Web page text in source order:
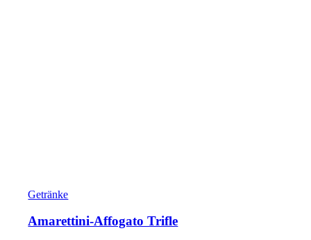
Getränke
Amarettini-Affogato Trifle